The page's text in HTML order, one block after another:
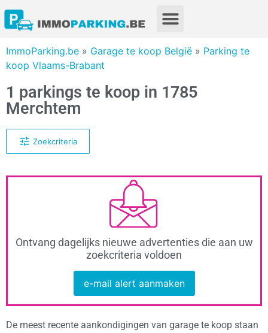
ImmoParking.be » Garage te koop België » Parking te
koop Vlaams-Brabant
1 parkings te koop in 1785
Merchtem
Zoekcriteria
Ontvang dagelijks nieuwe advertenties die aan uw
zoekcriteria voldoen
e-mail alert aanmaken
De meest recente aankondigingen van garage te koop staan